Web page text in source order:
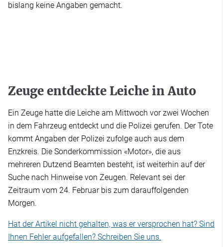
bislang keine Angaben gemacht.
Zeuge entdeckte Leiche in Auto
Ein Zeuge hatte die Leiche am Mittwoch vor zwei Wochen
in dem Fahrzeug entdeckt und die Polizei gerufen. Der Tote
kommt Angaben der Polizei zufolge auch aus dem
Enzkreis. Die Sonderkommission «Motor», die aus
mehreren Dutzend Beamten besteht, ist weiterhin auf der
Suche nach Hinweise von Zeugen. Relevant sei der
Zeitraum vom 24. Februar bis zum darauffolgenden
Morgen.
Hat der Artikel nicht gehalten, was er versprochen hat? Sind
Ihnen Fehler aufgefallen? Schreiben Sie uns.